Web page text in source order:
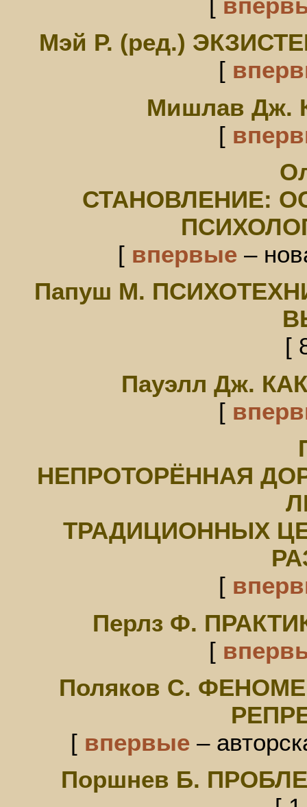
Мэй Р. (ред.)
[
Мишлав Дж.
[
СТАНОВЛЕНИЕ:
[ впервые –
Папуш М.
[
Пауэлл Дж.
[
НЕПРОТОРЁННАЯ
ТРАДИЦИОННЫХ
[
Перлз Ф.
[
Поляков С.
[ впервые–
Поршнев Б.